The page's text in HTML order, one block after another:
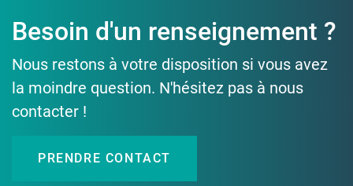
Besoin d'un renseignement ?
Nous restons à votre disposition si vous avez
la moindre question. N'hésitez pas à nous
contacter !
PRENDRE CONTACT